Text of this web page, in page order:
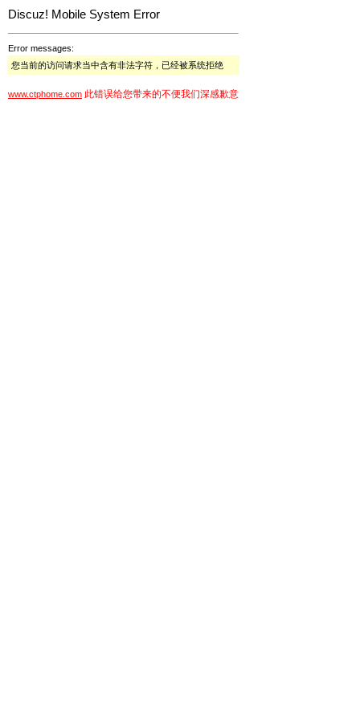
Discuz! Mobile System Error
Error messages:
您当前的访问请求当中含有非法字符，已经被系统拒绝
www.ctphome.com 此错误给您带来的不便我们深感歉意